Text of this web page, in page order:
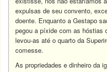
expulsas de seu convento,
doente. Enquanto a Gestapo
pegou a píxide com as hóstias
levou-as até o quarto da
comesse.
As propriedades e dinheiro da